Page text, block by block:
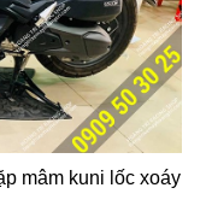
mâm kuni lốc xoáy